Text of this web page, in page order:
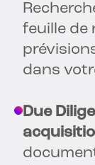
feuille de
dans
Due